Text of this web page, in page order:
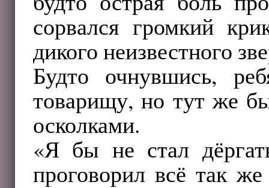
сорвался громкий
дикого неизвестного
Будто очнувшись,
товарищу, но тут же
осколками.
«Я бы не стал
проговорил всё так